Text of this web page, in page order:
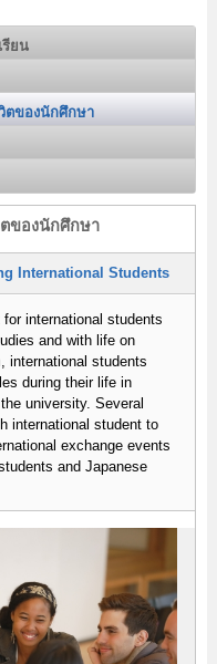
รียน
ตของนักศึกษา
ของนักศึกษา
International Students
international students
and with life on
international students
during their life in
university. Several
international student to
exchange events
and Japanese